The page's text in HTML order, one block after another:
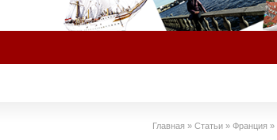
Главная » Статьи » Франция »